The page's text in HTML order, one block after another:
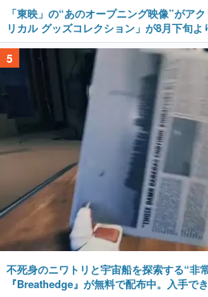
「東映」の“あのオープニング映像”がア
リカル グッズコレクション」が8月下旬よ
5
不死身のニワトリと宇宙船を探索する“非
『Breathedge』が無料で配布中。入手で